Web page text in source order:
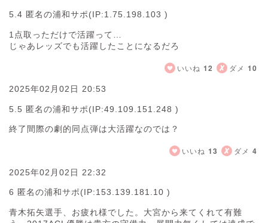
5.4 匿名の浦和サポ(IP:1.75.198.103 )
1点取っただけで活躍って…
じゃあレッズでも活躍したことになるだろ
いいね 12 ダメ 10
2025年02月02日 20:53
5.5 匿名の浦和サポ(IP:49.109.151.248 )
終了間際の劇的同点弾は大活躍なのでは？
いいね 13 ダメ 4
2025年02月02日 22:32
6 匿名の浦和サポ(IP:153.139.181.10 )
青木拓矢選手、お疲れ様でした。大宮から来てくれて有難